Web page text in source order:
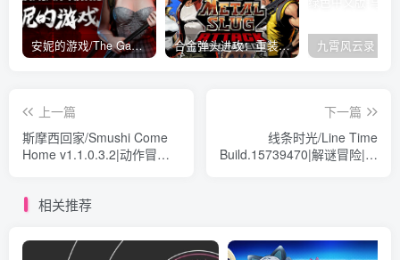
安妮的游戏/The Game of Annie v0.99981|射击动作|容量14.6GB|免安装绿色中文版 合金弹头进攻：重装上阵/METAL SLUG ATTACK RELOADED Build.16214511|策略模拟|容量2.7GB|免安装绿色中文版
上一篇
斯摩西回家/Smushi Come
Home v1.1.0.3.2|动作冒险|
下一篇
线条时光/Line Time
Build.15739470|解谜冒险|容
相关推荐